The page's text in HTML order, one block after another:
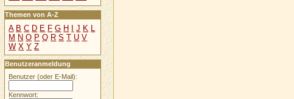
Themen von A-Z
A B C D E F G H I J K L
M N O P Q R S T U V
W X Y Z
Benutzeranmeldung
Benutzer (oder E-Mail):
Kennwort: